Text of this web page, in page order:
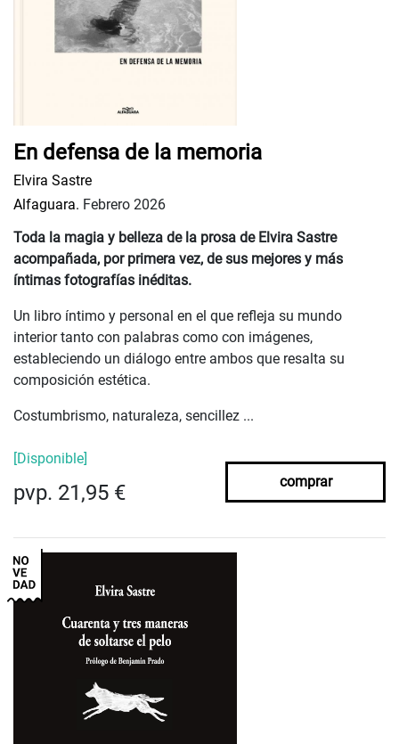
En defensa de la memoria
Elvira Sastre
Alfaguara. Febrero 2026
Toda la magia y belleza de la prosa de Elvira Sastre
acompañada, por primera vez, de sus mejores y más
íntimas fotografías inéditas.
Un libro íntimo y personal en el que refleja su mundo
interior tanto con palabras como con imágenes,
estableciendo un diálogo entre ambos que resalta su
composición estética.
Costumbrismo, naturaleza, sencillez ...
[Disponible]
pvp. 21,95 € comprar